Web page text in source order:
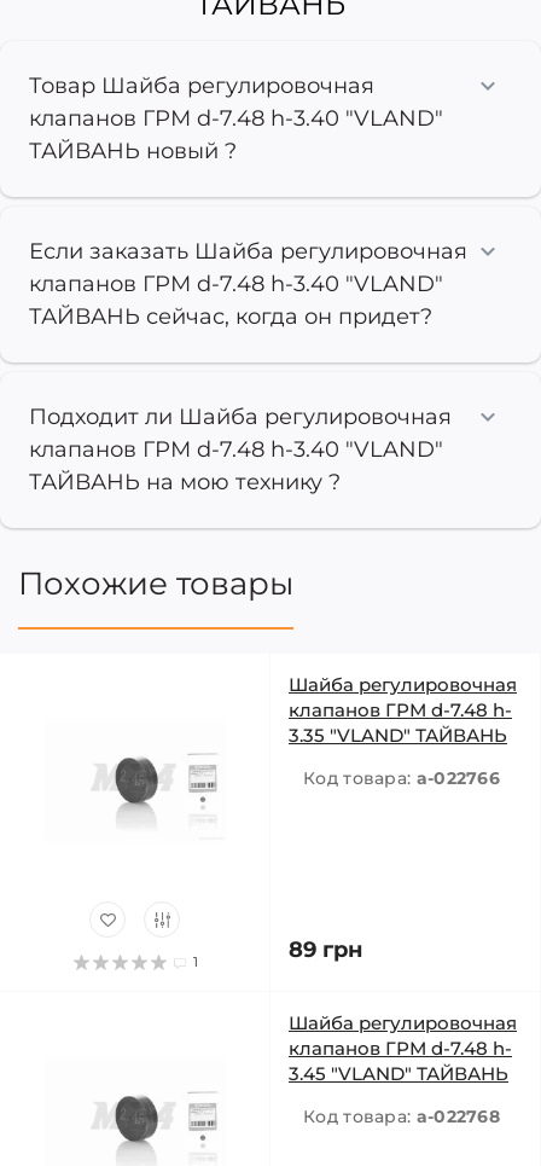
Товар Шайба регулировочная
клапанов ГРМ d-7.48 h-3.40 "VLAND"
ТАЙВАНЬ новый ?
Если заказать Шайба регулировочная
клапанов ГРМ d-7.48 h-3.40 "VLAND"
ТАЙВАНЬ сейчас, когда он придет?
Подходит ли Шайба регулировочная
клапанов ГРМ d-7.48 h-3.40 "VLAND"
ТАЙВАНЬ на мою технику ?
Похожие товары
1
Шайба регулировочная
клапанов ГРМ d-7.48 h-
3.35 "VLAND" ТАЙВАНЬ
Код товара: a-022766
89 грн
Шайба регулировочная
клапанов ГРМ d-7.48 h-
3.45 "VLAND" ТАЙВАНЬ
Код товара: a-022768